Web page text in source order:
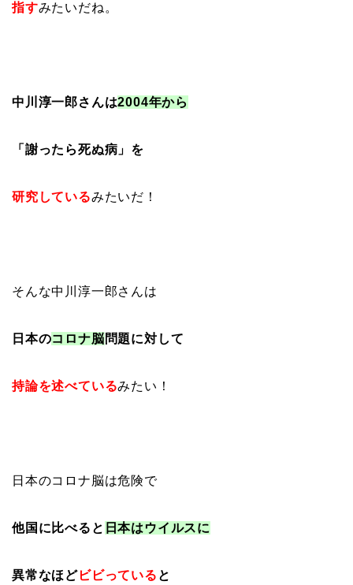
指すみたいだね。
中川淳一郎さんは2004年から
「謝ったら死ぬ病」を
研究 しているみたいだ！
そんな中川淳一郎さんは
日本のコロナ脳問題に対して
持論を述べているみたい！
日本のコロナ脳は危険で
他国に比べると 日本はウイルスに
異常なほどビビっている と